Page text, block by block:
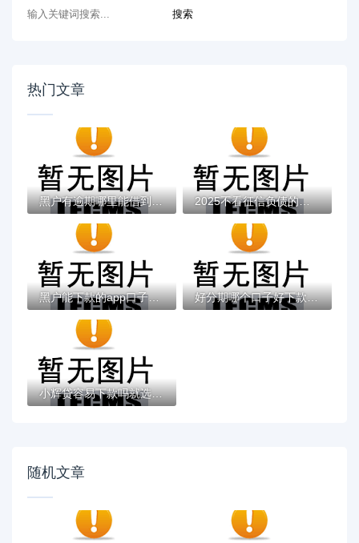
热门文章
黑户有逾期哪里能借到钱啊急用！看这5个黑户... 2025不看征信负债的网贷百分百下款，最新5个...
黑户能下款的app口子有哪些？今天带来10款黑... 好分期哪个口子好下款？老哥实测避坑贷款平...
小辉贷容易下款吗就选这7个4千元黑户无条件...
随机文章